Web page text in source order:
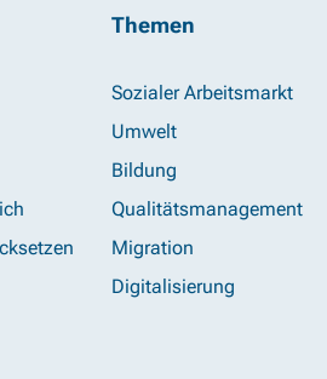
Themen
Sozialer Arbeitsmarkt
Umwelt
Bildung
Qualitätsmanagement
Migration
Digitalisierung